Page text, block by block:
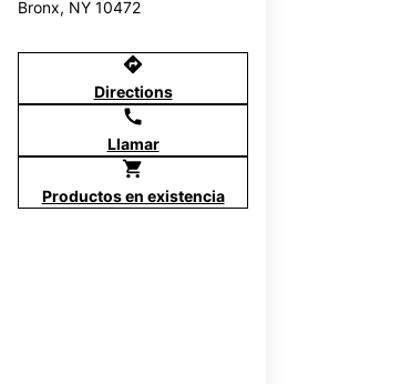
Bronx, NY 10472
directions
Directions
call
Llamar
shopping_cart
Productos en existencia